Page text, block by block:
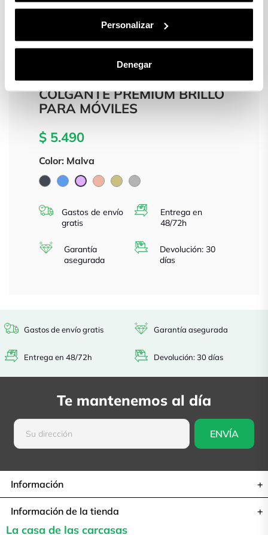
Personalizar
Denegar
Detalles producto
COLGANTE PREMIUM BRILLO
PARA MÓVILES
$ 5.490
Color: Malva
NegroAzulMalvaOro
Oro Plata
Gastos de envío
gratis
Entrega en
48/72h
Garantía
asegurada
Devolución: 30
días
Gastos de envío gratis
Entrega en 48/72h
Garantía asegurada
Devolución: 30 días
Te mantenemos al día
Información
Información de la tienda
La casa de las carcasas